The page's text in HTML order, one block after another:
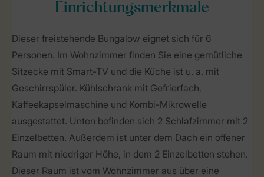
Einrichtungsmerkmale
Dieser freistehende Bungalow eignet sich für 6
Personen. Im Wohnzimmer finden Sie eine gemütliche
Sitzecke mit Smart-TV und die Küche ist u. a. mit
Geschirrspüler. Kühlschrank mit Gefrierfach,
Kaffeekapselmaschine und Kombi-Mikrowelle
ausgestattet. Unten befinden sich 2 Schlafzimmer mit 2
Einzelbetten. Außerdem ist unter dem Dach ein offener
Raum mit niedriger Höhe, in dem 2 Einzelbetten stehen.
Dieser Raum ist vom Wohnzimmer aus über eine